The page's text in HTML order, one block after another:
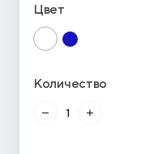
Цвет
Количество